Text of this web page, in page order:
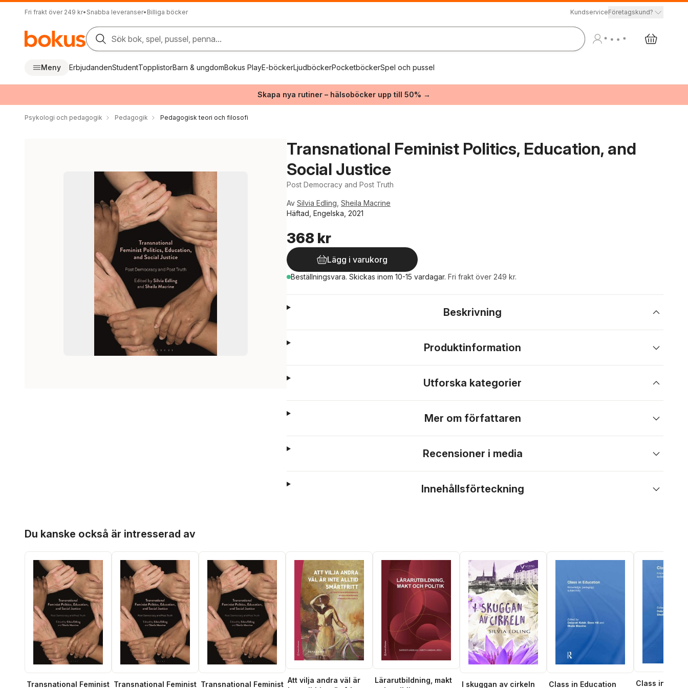
Fri frakt över 249 kr• Snabba leveranser• Billiga böcker KundserviceFöretagskund?
Sök bok, spel, pussel, penna...
Meny ErbjudandenStudentTopplistorBarn & ungdomBokus PlayE-böckerLjudböckerPocketböckerSpel och pussel
Skapa nya rutiner – hälsoböcker upp till 50% →
Psykologi och pedagogik Pedagogik Pedagogisk teori och filosofi
Transnational Feminist Politics, Education, and
Social Justice
Post Democracy and Post Truth
Av Silvia Edling Sheila Macrine
Häftad, Engelska, 2021
368 kr
Lägg i varukorg
Beställningsvara. Skickas inom 10-15 vardagar. Fri frakt över 249 kr.
Beskrivning
Produktinformation
Utforska kategorier
Mer om författaren
Recensioner i media
Innehållsförteckning
Du kanske också är intresserad av
Transnational Feminist Transnational Feminist Transnational Feminist Att vilja andra väl är
Lärarutbildning, makt
I skuggan av cirkeln Class in Education Class in